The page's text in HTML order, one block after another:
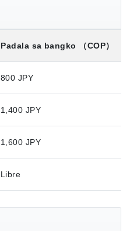
Padala sa bangko （COP）
800 JPY
1,400 JPY
1,600 JPY
Libre